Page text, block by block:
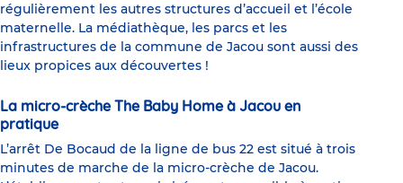
régulièrement les autres structures d’accueil et l’école
maternelle. La médiathèque, les parcs et les
infrastructures de la commune de Jacou sont aussi des
lieux propices aux découvertes !
La micro-crèche The Baby Home à Jacou en
pratique
L’arrêt De Bocaud de la ligne de bus 22 est situé à trois
minutes de marche de la micro-crèche de Jacou.